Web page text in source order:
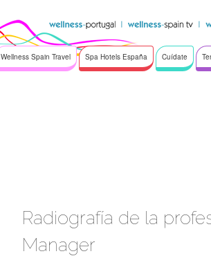
Wellness Spain Travel Spa Hotels España Cuídate
Radiografía de la
Manager